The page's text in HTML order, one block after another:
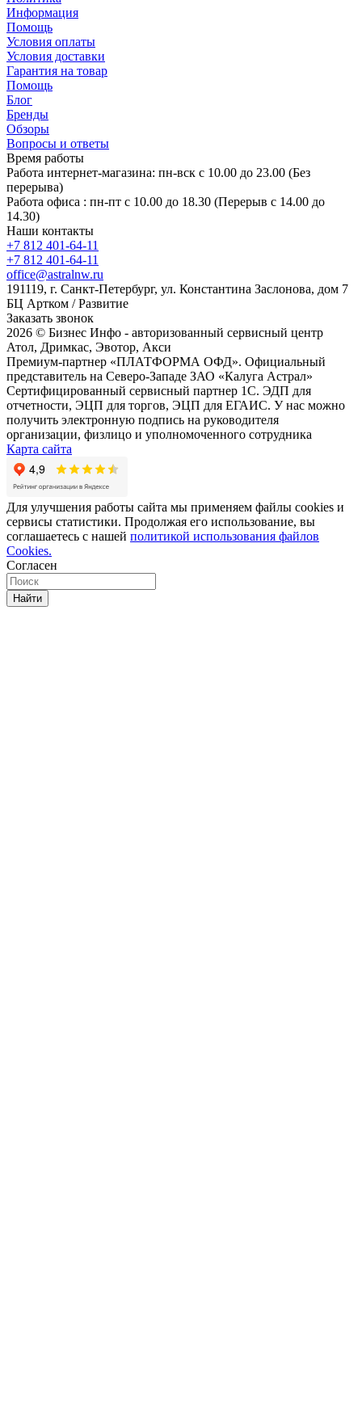
Информация
Помощь
Условия оплаты
Условия доставки
Гарантия на товар
Помощь
Блог
Бренды
Обзоры
Вопросы и ответы
Время работы
Работа интернет-магазина: пн-вск с 10.00 до 23.00 (Без
перерыва)
Работа офиса : пн-пт с 10.00 до 18.30 (Перерыв с 14.00 до
14.30)
Наши контакты
+7 812 401-64-11
+7 812 401-64-11
office@astralnw.ru
191119, г. Санкт-Петербург, ул. Константина Заслонова, дом 7
БЦ Артком / Развитие
Заказать звонок
2026 © Бизнес Инфо - авторизованный сервисный центр
Атол, Дримкас, Эвотор, Акси
Премиум-партнер «ПЛАТФОРМА ОФД». Официальный
представитель на Северо-Западе ЗАО «Калуга Астрал»
Сертифицированный сервисный партнер 1C. ЭДП для
отчетности, ЭЦП для торгов, ЭЦП для ЕГАИС. У нас можно
получить электронную подпись на руководителя
организации, физлицо и уполномоченного сотрудника
Карта сайта
Для улучшения работы сайта мы применяем файлы cookies и
сервисы статистики. Продолжая его использование, вы
соглашаетесь с нашей политикой использования файлов
Cookies.
Согласен
Найти